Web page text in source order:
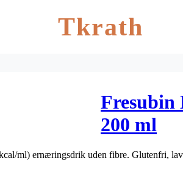
Tkrath
Fresubin
200 ml
ml) ernæringsdrik uden fibre. Glutenfri,